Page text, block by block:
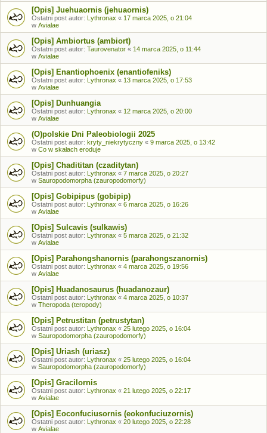
[Opis] Juehuaornis (jehuaornis)
Ostatni post autor: Lythronax « 17 marca 2025, o 21:04
w Avialae
[Opis] Ambiortus (ambiort)
Ostatni post autor: Taurovenator « 14 marca 2025, o 11:44
w Avialae
[Opis] Enantiophoenix (enantiofeniks)
Ostatni post autor: Lythronax « 13 marca 2025, o 17:53
w Avialae
[Opis] Dunhuangia
Ostatni post autor: Lythronax « 12 marca 2025, o 20:00
w Avialae
(O)polskie Dni Paleobiologii 2025
Ostatni post autor: kryty_niekrytyczny « 9 marca 2025, o 13:42
w Co w skałach eroduje
[Opis] Chadititan (czaditytan)
Ostatni post autor: Lythronax « 7 marca 2025, o 20:27
w Sauropodomorpha (zauropodomorfy)
[Opis] Gobipipus (gobipip)
Ostatni post autor: Lythronax « 6 marca 2025, o 16:26
w Avialae
[Opis] Sulcavis (sulkawis)
Ostatni post autor: Lythronax « 5 marca 2025, o 21:32
w Avialae
[Opis] Parahongshanornis (parahongszanornis)
Ostatni post autor: Lythronax « 4 marca 2025, o 19:56
w Avialae
[Opis] Huadanosaurus (huadanozaur)
Ostatni post autor: Lythronax « 4 marca 2025, o 10:37
w Theropoda (teropody)
[Opis] Petrustitan (petrustytan)
Ostatni post autor: Lythronax « 25 lutego 2025, o 16:04
w Sauropodomorpha (zauropodomorfy)
[Opis] Uriash (uriasz)
Ostatni post autor: Lythronax « 25 lutego 2025, o 16:04
w Sauropodomorpha (zauropodomorfy)
[Opis] Gracilornis
Ostatni post autor: Lythronax « 21 lutego 2025, o 22:17
w Avialae
[Opis] Eoconfuciusornis (eokonfuciuzornis)
Ostatni post autor: Lythronax « 20 lutego 2025, o 22:28
w Avialae